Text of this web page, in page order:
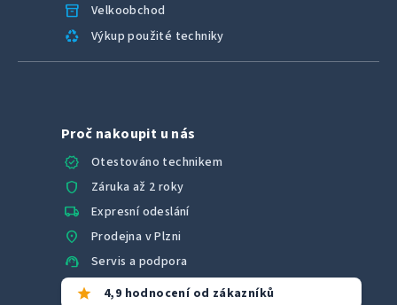
inventory_2 Velkoobchod
recycling Výkup použité techniky
Proč nakoupit u nás
verified
Otestováno technikem
shield Záruka až 2 roky
local_shipping Expresní odeslání
location_on Prodejna v Plzni
support_agent Servis a podpora
star 4,9 hodnocení od zákazníků